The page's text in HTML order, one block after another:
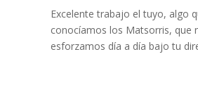
Excelente trabajo el tuyo, algo
conocíamos los Matsorris, que
esforzamos día a día bajo tu